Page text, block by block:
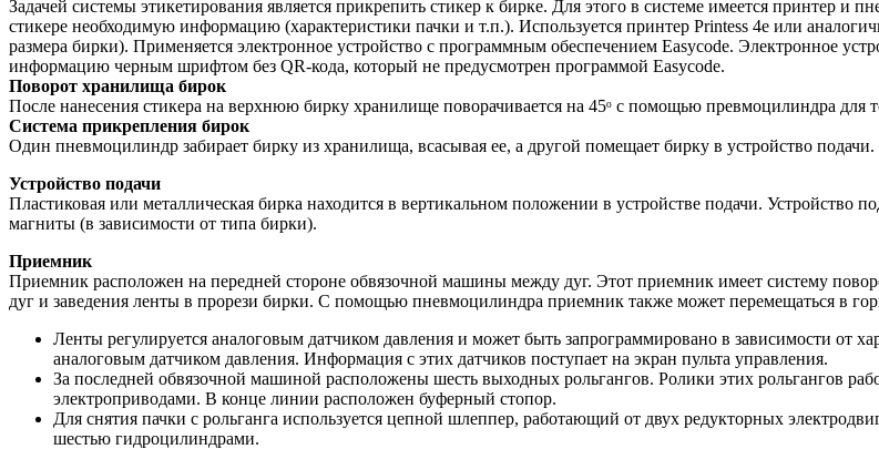
Задачей системы этикетирования является прикрепить стикер к бирке. Для этого в системе имеется принтер и
стикере необходимую информацию (характеристики пачки и т.п.). Используется принтер Printess 4e или
размера бирки). Применяется электронное устройство с программным обеспечением Easycode. Электронное
информацию черным шрифтом без QR-кода, который не предусмотрен программой Easycode.
Поворот хранилища бирок
После нанесения стикера на верхнюю бирку хранилище поворачивается на 45ᵒ с помощью превмоцилиндра для
Система прикрепления бирок
Один пневмоцилиндр забирает бирку из хранилища, всасывая ее, а другой помещает бирку в устройство подачи.
Устройство подачи
Пластиковая или металлическая бирка находится в вертикальном положении в устройстве подачи.
магниты (в зависимости от типа бирки).
Приемник
Приемник расположен на передней стороне обвязочной машины между дуг. Этот приемник имеет систему
дуг и заведения ленты в прорези бирки. С помощью пневмоцилиндра приемник также может перемещаться в
Ленты регулируется аналоговым датчиком давления и может быть запрограммировано в зависимости от
аналоговым датчиком давления. Информация с этих датчиков поступает на экран пульта управления.
За последней обвязочной машиной расположены шесть выходных рольгангов. Ролики этих рольгангов
электроприводами. В конце линии расположен буферный стопор.
Для снятия пачки с рольганга используется цепной шлеппер, работающий от двух редукторных
шестью гидроцилиндрами.